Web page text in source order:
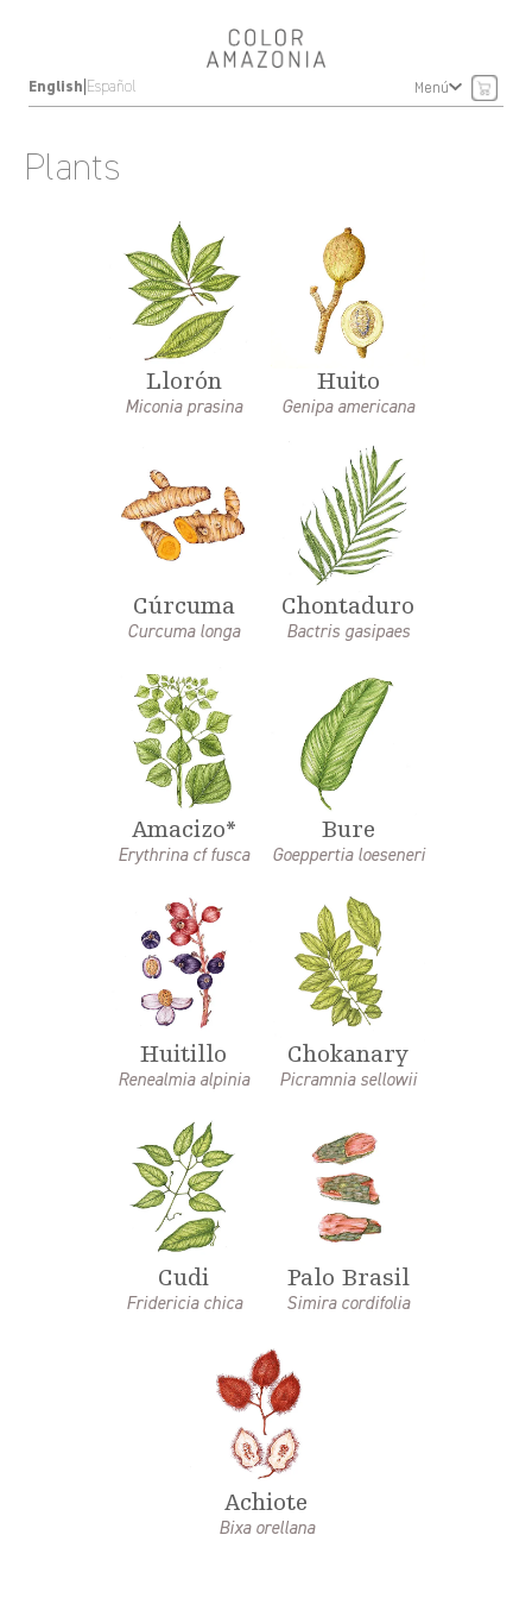
English|Español Menú
Plants
Llorón
Miconia prasina
Huito
Genipa americana
Cúrcuma
Curcuma longa
Chontaduro
Bactris gasipaes
Amacizo*
Erythrina cf fusca
Bure
Goeppertia loeseneri
Huitillo
Renealmia alpinia
Chokanary
Picramnia sellowii
Cudi
Fridericia chica
Palo Brasil
Simira cordifolia
Achiote
Bixa orellana